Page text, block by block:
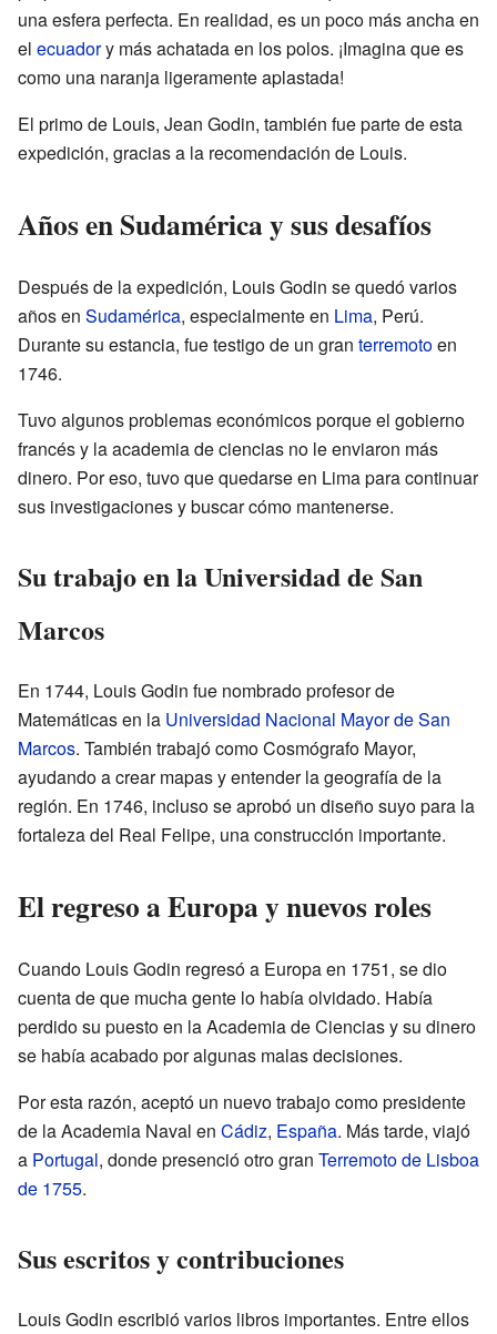
una esfera perfecta. En realidad, es un poco más ancha en
el ecuadory más achatada en los polos. ¡Imagina que es
como una naranja ligeramente aplastada!
El primo de Louis, Jean Godin, también fue parte de esta
expedición, gracias a la recomendación de Louis.
Años en Sudamérica y sus desafíos
Después de la expedición, Louis Godin se quedó varios
años en Sudamérica, especialmente en Lima, Perú.
Durante su estancia, fue testigo de un gran terremotoen
1746.
Tuvo algunos problemas económicos porque el gobierno
francés y la academia de ciencias no le enviaron más
dinero. Por eso, tuvo que quedarse en Lima para continuar
sus investigaciones y buscar cómo mantenerse.
Su trabajo en la Universidad de San
Marcos
En 1744, Louis Godin fue nombrado profesor de
Matemáticas en la Universidad Nacional Mayor de San
Marcos. También trabajó como Cosmógrafo Mayor,
ayudando a crear mapas y entender la geografía de la
región. En 1746, incluso se aprobó un diseño suyo para la
fortaleza del Real Felipe, una construcción importante.
El regreso a Europa y nuevos roles
Cuando Louis Godin regresó a Europa en 1751, se dio
cuenta de que mucha gente lo había olvidado. Había
perdido su puesto en la Academia de Ciencias y su dinero
se había acabado por algunas malas decisiones.
Por esta razón, aceptó un nuevo trabajo como presidente
de la Academia Naval en Cádiz, España. Más tarde, viajó
a Portugal, donde presenció otro gran Terremoto de Lisboa
de 1755.
Sus escritos y contribuciones
Louis Godin escribió varios libros importantes. Entre ellos